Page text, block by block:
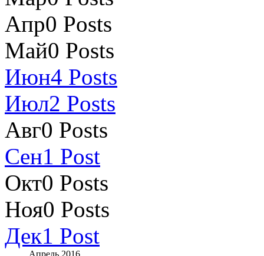
Апр0 Posts
Май0 Posts
Июн4 Posts
Июл2 Posts
Авг0 Posts
Сен1 Post
Окт0 Posts
Ноя0 Posts
Дек1 Post